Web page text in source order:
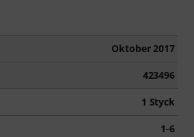
Oktober 2017
423496
1 Styck
1-6